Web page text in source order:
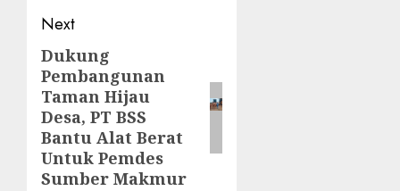
Next
Next
post:
Dukung
Pembangunan
Taman Hijau
Desa, PT BSS
Bantu Alat Berat
Untuk Pemdes
Sumber Makmur